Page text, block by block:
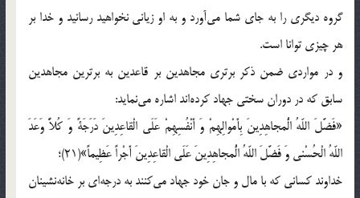
گروه دیگری را به جای شما می‌آورد و به او زیانی نخواهید رسانید و خدا بر
هر چیزی توانا است.
و در مواردی ضمن ذکر برتری مجاهدین بر قاعدین به برترین مجاهدین
سابق که در دوران سختی جهاد کرده‌اند اشاره می‌نماید:
«فَضَّلَ اللّهُ الُْمجاهِدِینَ بِأَمْوالِهِمْ وَ أَنْفُسِهِمْ عَلَی الْقاعِدِینَ دَرَجَةً وَ کُلاًّ وَعَدَ
اللّهُ الْحُسْنی‌ وَ فَضَّلَ اللّهُ الُْمجاهِدِینَ عَلَی الْقاعِدِینَ أَجْراً عَظِیماً»(21)؛
خداوند کسانی که با مال و جان خود جهاد می‌کنند به درجه‌ای بر خانه‌نشینان